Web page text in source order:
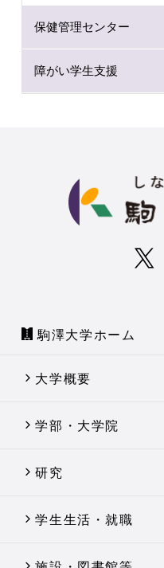
保健管理センター
障がい学生支援
駒澤大学ホーム
大学概要
学部・大学院
研究
学生生活・就職